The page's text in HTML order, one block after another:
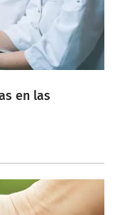
en las